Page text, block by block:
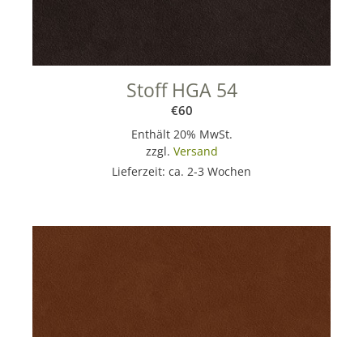
Stoff HGA 54
€60
Enthält 20% MwSt.
zzgl. Versand
Lieferzeit: ca. 2-3 Wochen